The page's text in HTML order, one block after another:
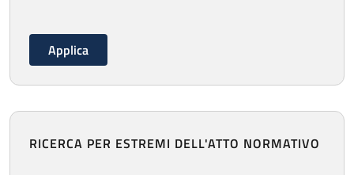
RICERCA PER ESTREMI DELL'ATTO NORMATIVO